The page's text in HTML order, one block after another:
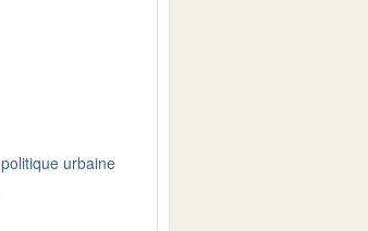
politique urbaine